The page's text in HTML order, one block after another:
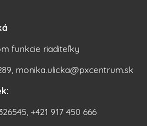
funkcie riaditeľky
monika.ulicka@pxcentrum.sk
+421 917 450 666